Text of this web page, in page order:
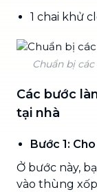
1 chai khử
Chuẩn bị
Các bước
tại nhà
Bước 1:
Ở bước này,
vào thùng